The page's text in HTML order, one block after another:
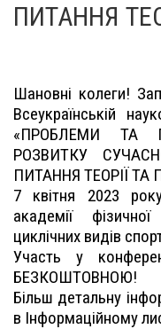
ПИТАННЯ
Шановні колеги!
Всеукраїнській
«ПРОБЛЕМИ ТА
РОЗВИТКУ
ПИТАННЯ ТЕОРІЇ ТА
7 квітня 2023
академії
циклічних видів
Участь у
БЕЗКОШТОВНОЮ!
Більш детальну
в Інформаційному